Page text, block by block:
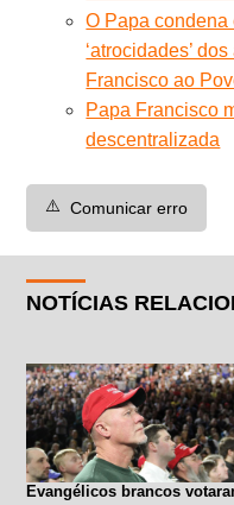
O Papa condena
‘atrocidades’
Francisco ao
Papa Francisco
descentralizada
⚠️ Comunicar erro
NOTÍCIAS
Evangélicos brancos